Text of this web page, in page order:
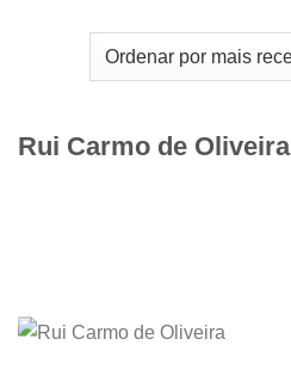
Rui Carmo de Oliveira